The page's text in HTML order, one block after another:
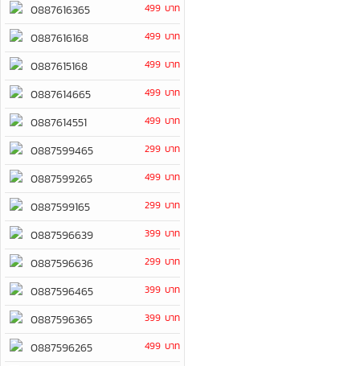
0887616365 499 บาท
0887616168 499 บาท
0887615168 499 บาท
0887614665 499 บาท
0887614551 499 บาท
0887599465 299 บาท
0887599265 499 บาท
0887599165 299 บาท
0887596639 399 บาท
0887596636 299 บาท
0887596465 399 บาท
0887596365 399 บาท
0887596265 499 บาท